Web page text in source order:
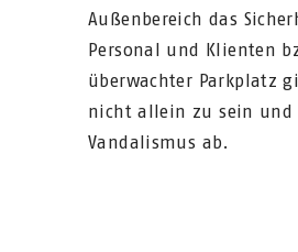
Außenbereich das
Personal und Klienten
überwachter Parkplatz
nicht allein zu sein und
Vandalismus ab.